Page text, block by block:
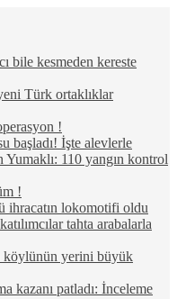
bile kesmeden kereste
Türk ortaklıklar
!
başladı! İşte alevlerle
110 yangın kontrol
!
ihracatın lokomotifi oldu
tahta arabalarla
köylünün yerini büyük
kazanı patladı: İnceleme